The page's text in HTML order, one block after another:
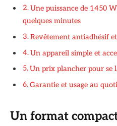
Une puissance de 1450
quelques minutes
Revêtement antiadhésif
Un appareil simple et
Un prix plancher pour se
Garantie et usage au
Un format